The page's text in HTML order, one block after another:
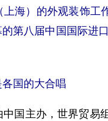
海）的外观装饰工
第八届中国国际进
国的大合唱
主办，世界贸易